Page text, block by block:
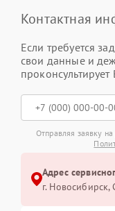
Контактная
Если требуется
свои данные и
проконсультирует
Отправляя заявку
Адрес
г. Новосибирск,